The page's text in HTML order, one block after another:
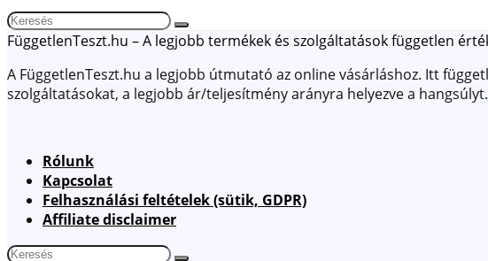
FüggetlenTeszt.hu – A legjobb termékek és szolgáltatások független
A FüggetlenTeszt.hu a legjobb útmutató az online vásárláshoz. Itt
szolgáltatásokat, a legjobb ár/teljesítmény arányra helyezve a
Rólunk
Kapcsolat
Felhasználási feltételek (sütik, GDPR)
Affiliate disclaimer